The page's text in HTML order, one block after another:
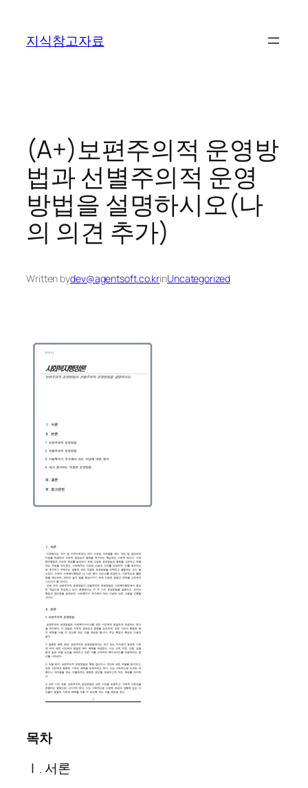
지식참고자료
(A+)보편주의적 운영방
법과 선별주의적 운영
방법을 설명하시오(나
의 의견 추가)
Written bydev@agentsoft.co.krinUncategorized
목차
Ⅰ. 서론